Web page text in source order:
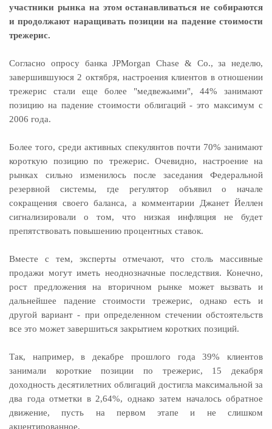
участники рынка на этом останавливаться не собираются
и продолжают наращивать позиции на падение стоимости
трежерис.
Согласно опросу банка JPMorgan Chase & Co., за неделю,
завершившуюся 2 октября, настроения клиентов в отношении
трежерис стали еще более "медвежьими", 44% занимают
позицию на падение стоимости облигаций - это максимум с
2006 года.
Более того, среди активных спекулянтов почти 70% занимают
короткую позицию по трежерис. Очевидно, настроение на
рынках сильно изменилось после заседания Федеральной
резервной системы, где регулятор объявил о начале
сокращения своего баланса, а комментарии Джанет Йеллен
сигнализировали о том, что низкая инфляция не будет
препятствовать повышению процентных ставок.
Вместе с тем, эксперты отмечают, что столь массивные
продажи могут иметь неоднозначные последствия. Конечно,
рост предложения на вторичном рынке может вызвать и
дальнейшее падение стоимости трежерис, однако есть и
другой вариант - при определенном стечении обстоятельств
все это может завершиться закрытием коротких позиций.
Так, например, в декабре прошлого года 39% клиентов
занимали короткие позиции по трежерис, 15 декабря
доходность десятилетних облигаций достигла максимальной за
два года отметки в 2,64%, однако затем началось обратное
движение, пусть на первом этапе и не слишком
акцентированное.